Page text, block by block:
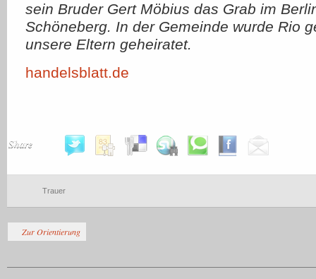
sein Bruder Gert Möbius das Grab im
Schöneberg. In der Gemeinde wurde Rio
unsere Eltern geheiratet.
handelsblatt.de
Share
Trauer
Zur Orientierung